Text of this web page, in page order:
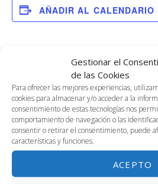
Gestionar el
de las Cookies
Para ofrecer las mejores experiencias,
cookies para almacenar y/o acceder a la
consentimiento de estas tecnologías nos
comportamiento de navegación o las
consentir o retirar el consentimiento, puede
características y funciones.
ACEPTO
AÑADIR AL CALENDARIO
13 febrero, 2025
Hora:
5:00 pm - 7:00 pm